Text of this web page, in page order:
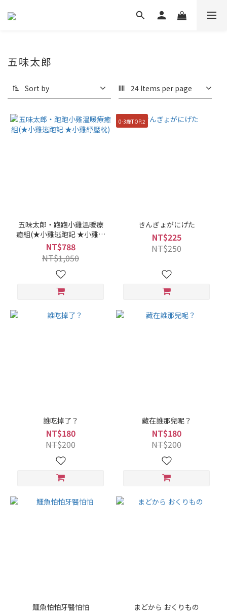
五味太郎
Sort by 24 Items per page
五味太郎・跑跑小雞溫暖療
癒組(★小雞逃跑記 ★小雞紓
壓枕)
NT$788
NT$1,050
0-3歲TOP.2
きんぎょがにげた
NT$225
NT$250
誰吃掉了？
NT$180
NT$200
藏在誰那兒呢？
NT$180
NT$200
鱷魚怕怕牙醫怕怕 まどから おくりもの